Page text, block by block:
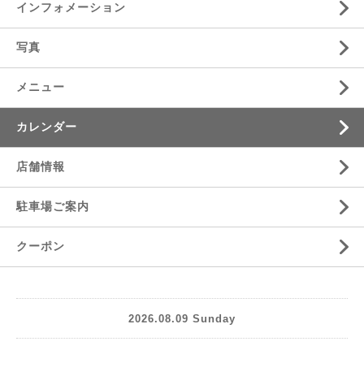
インフォメーション
写真
メニュー
カレンダー
店舗情報
駐車場ご案内
クーポン
2026.08.09 Sunday